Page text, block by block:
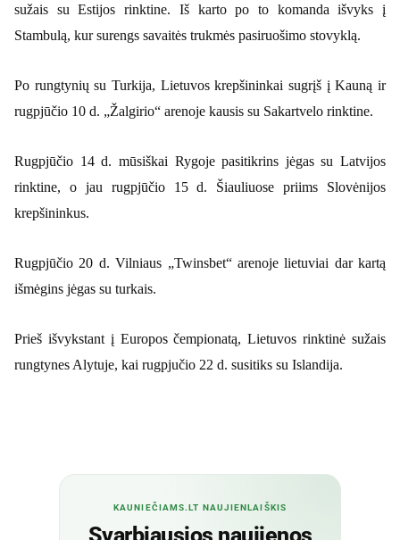
sužais su Estijos rinktine. Iš karto po to komanda išvyks į
Stambulą, kur surengs savaitės trukmės pasiruošimo stovyklą.
Po rungtynių su Turkija, Lietuvos krepšininkai sugrįš į Kauną ir
rugpjūčio 10 d. „Žalgirio“ arenoje kausis su Sakartvelo rinktine.
Rugpjūčio 14 d. mūsiškai Rygoje pasitikrins jėgas su Latvijos
rinktine, o jau rugpjūčio 15 d. Šiauliuose priims Slovėnijos
krepšininkus.
Rugpjūčio 20 d. Vilniaus „Twinsbet“ arenoje lietuviai dar kartą
išmėgins jėgas su turkais.
Prieš išvykstant į Europos čempionatą, Lietuvos rinktinė sužais
rungtynes Alytuje, kai rugpjučio 22 d. susitiks su Islandija.
KAUNIEČIAMS.LT NAUJIENLAIŠKIS
Svarbiausios naujienos